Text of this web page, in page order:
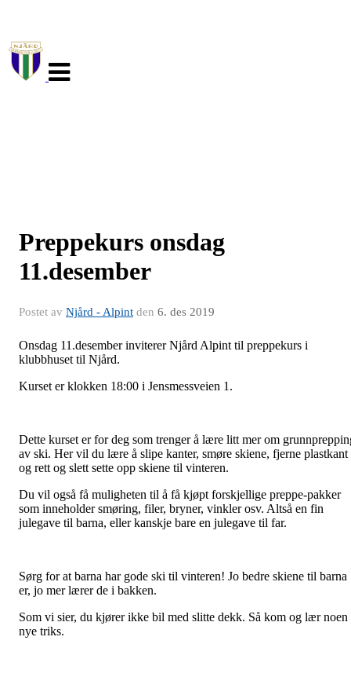
navigasjon
Preppekurs onsdag
11.desember
Postet av Njård - Alpint den 6. des 2019
Onsdag 11.desember inviterer Njård Alpint til preppekurs i
klubbhuset til Njård.
Kurset er klokken 18:00 i Jensmessveien 1.
Dette kurset er for deg som trenger å lære litt mer om
av ski. Her vil du lære å slipe kanter, smøre skiene, fjerne plastkant
og rett og slett sette opp skiene til vinteren.
Du vil også få muligheten til å få kjøpt forskjellige preppe-pakker
som inneholder smøring, filer, bryner, vinkler osv. Altså en fin
julegave til barna, eller kanskje bare en julegave til far.
Sørg for at barna har gode ski til vinteren! Jo bedre skiene til barna
er, jo mer lærer de i bakken.
Som vi sier, du kjører ikke bil med slitte dekk. Så kom og lær noen
nye triks.